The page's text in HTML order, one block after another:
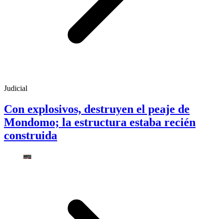
Judicial
Con explosivos, destruyen el peaje de
Mondomo; la estructura estaba recién
construida